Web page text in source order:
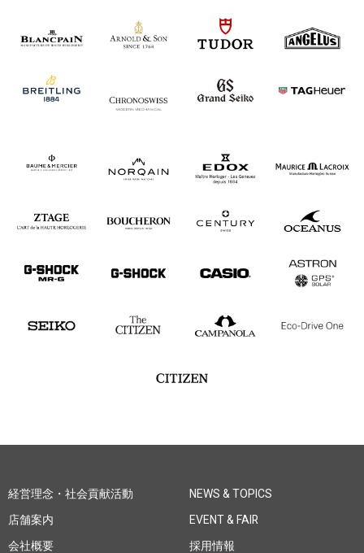
経営理念・社会貢献活動
店舗案内
会社概要
NEWS & TOPICS
EVENT & FAIR
採用情報